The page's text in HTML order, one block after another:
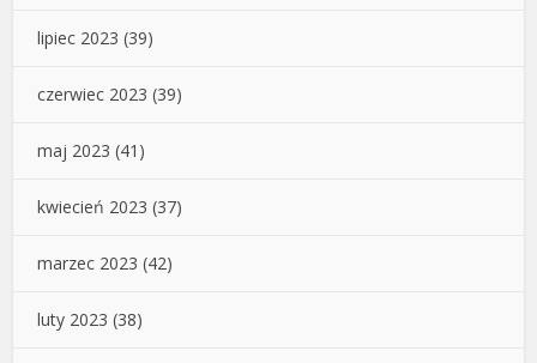
lipiec 2023 (39)
czerwiec 2023 (39)
maj 2023 (41)
kwiecień 2023 (37)
marzec 2023 (42)
luty 2023 (38)